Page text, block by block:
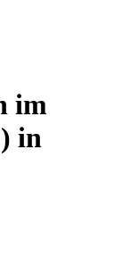
im
in